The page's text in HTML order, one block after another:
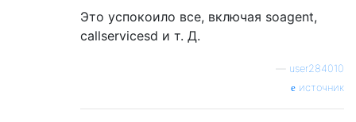
Это успокоило все, включая soagent,
callservicesd и т. Д.
user284010
источник